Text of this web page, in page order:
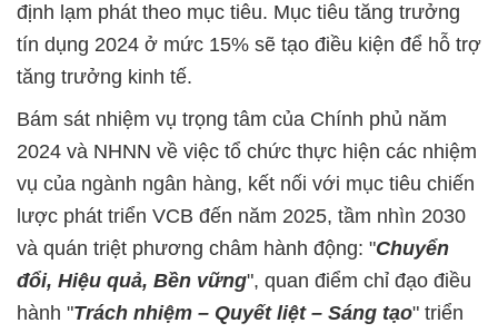
định lạm phát theo mục tiêu. Mục tiêu tăng trưởng
tín dụng 2024 ở mức 15% sẽ tạo điều kiện để hỗ trợ
tăng trưởng kinh tế.
Bám sát nhiệm vụ trọng tâm của Chính phủ năm
2024 và NHNN về việc tổ chức thực hiện các nhiệm
vụ của ngành ngân hàng, kết nối với mục tiêu chiến
lược phát triển VCB đến năm 2025, tầm nhìn 2030
và quán triệt phương châm hành động: "Chuyển
đổi, Hiệu quả, Bền vững", quan điểm chỉ đạo điều
hành "Trách nhiệm – Quyếtliệt – Sáng tạo" triển